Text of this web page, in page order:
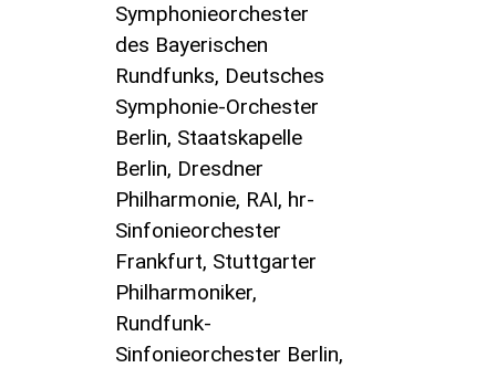
Symphonieorchester
des Bayerischen
Rundfunks, Deutsches
Symphonie-Orchester
Berlin, Staatskapelle
Berlin, Dresdner
Philharmonie, RAI, hr-
Sinfonieorchester
Frankfurt, Stuttgarter
Philharmoniker,
Rundfunk-
Sinfonieorchester Berlin,